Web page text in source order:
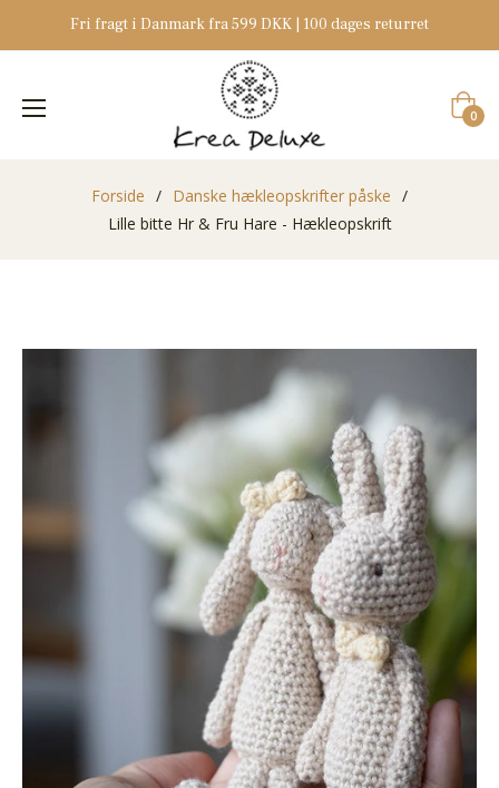
Fri fragt i Danmark fra 599 DKK | 100 dages returret
0
Forside / Danske hækleopskrifter påske /
Lille bitte Hr & Fru Hare - Hækleopskrift